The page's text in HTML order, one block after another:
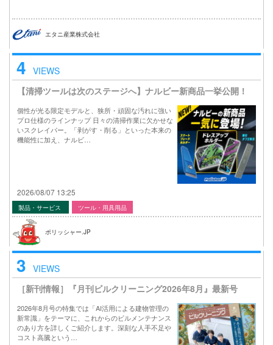
エタニ産業株式会社
4 VIEWS
【清掃ツールは次のステージへ】ナルビー新商品一挙公開！
個性が光る限定モデルと、狭所・頑固な汚れに強い
プロ仕様のラインナップ 日々の清掃作業に欠かせな
いスクレイパー。「剥がす・削る」といった本来の
機能性に加え、ナルビ…
2026/08/07 13:25
製品・サービス ツール・用具用品
ポリッシャー.JP
3 VIEWS
［新刊情報］『月刊ビルクリーニング2026年8月』最新号
2026年8月号の特集では「AI活用による建物管理の
新常識」をテーマに、これからのビルメンテナンス
のあり方を詳しくご紹介します。深刻な人手不足や
コスト高騰という…